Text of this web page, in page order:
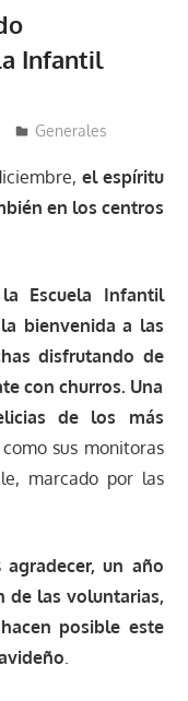
Infantil
Generales
el espíritu
en los centros
Escuela Infantil
bienvenida a las
disfrutando de
con churros. Una
de los más
sus monitoras
marcado por las
agradecer, un año
de las voluntarias,
posible este
.